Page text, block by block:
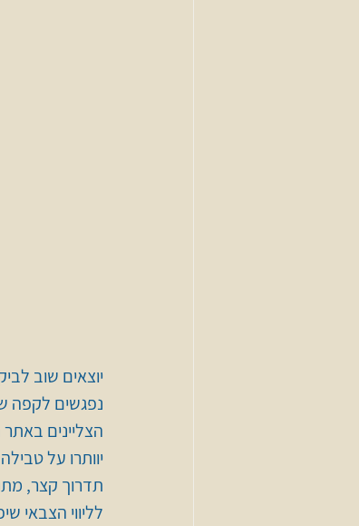
יוצאים שוב
נפגשים לקפה
הצליינים
יוותרו על
לליווי הצבאי